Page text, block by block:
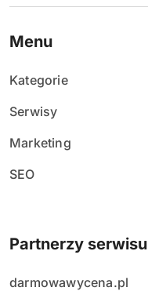
Menu
Kategorie
Serwisy
Marketing
SEO
Partnerzy serwisu
darmowawycena.pl